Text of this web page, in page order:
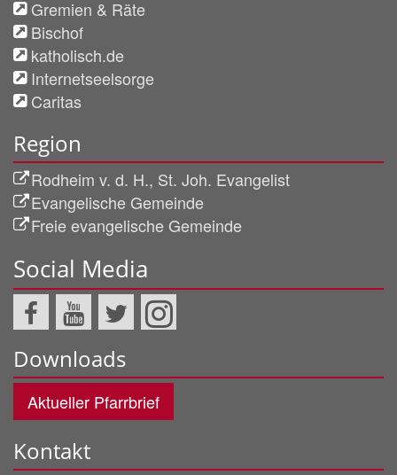
Gremien & Räte
Bischof
katholisch.de
Internetseelsorge
Caritas
Region
Rodheim v. d. H., St. Joh. Evangelist
Evangelische Gemeinde
Freie evangelische Gemeinde
Social Media
Downloads
Aktueller Pfarrbrief
Kontakt